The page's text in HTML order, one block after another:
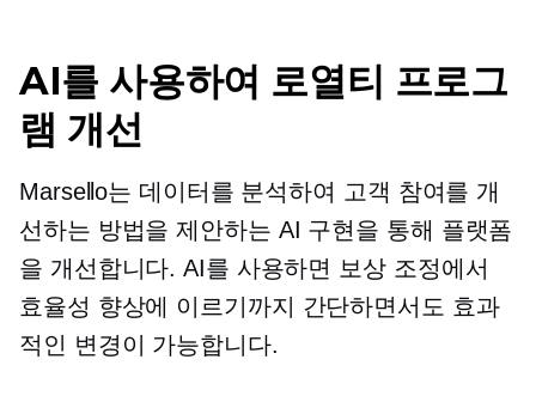
AI를 사용하여 로열티 프로그
램 개선
Marsello는 데이터를 분석하여 고객 참여를 개
선하는 방법을 제안하는 AI 구현을 통해 플랫폼
을 개선합니다. AI를 사용하면 보상 조정에서
효율성 향상에 이르기까지 간단하면서도 효과
적인 변경이 가능합니다.